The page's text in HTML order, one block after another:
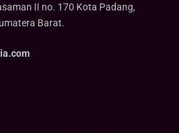
II no. 170 Kota Padang,
Barat.